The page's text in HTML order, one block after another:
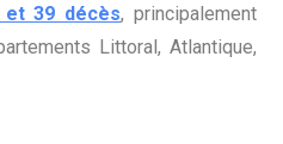
et 39 décès, principalement
Littoral, Atlantique,